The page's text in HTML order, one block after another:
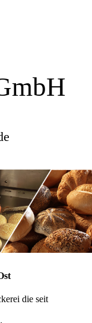
die seit